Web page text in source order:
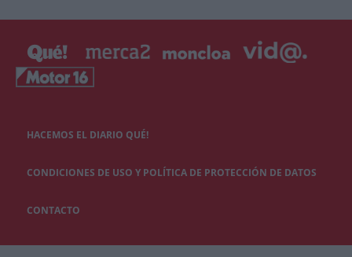
HACEMOS EL DIARIO QUÉ!
CONDICIONES DE USO Y POLÍTICA DE PROTECCIÓN DE DATOS
CONTACTO